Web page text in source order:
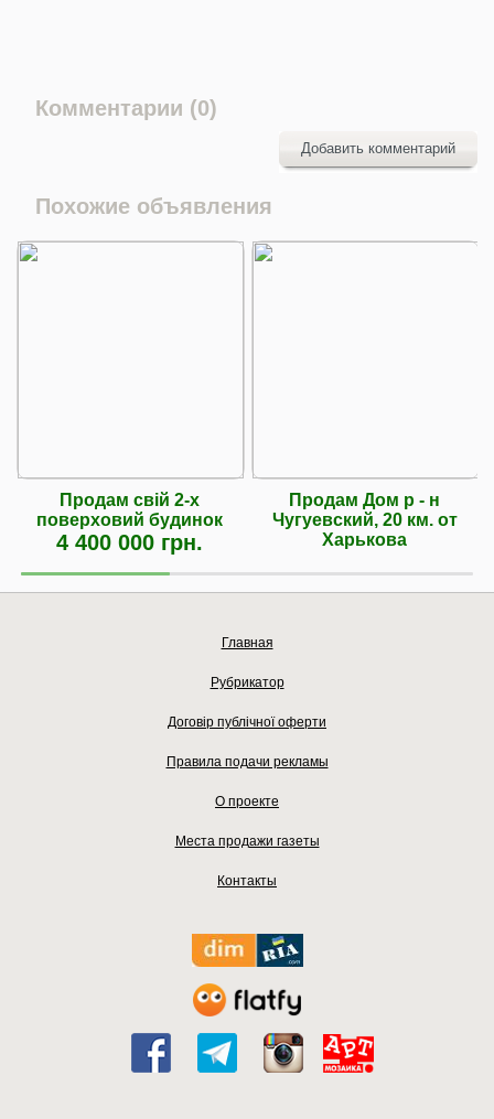
Комментарии (0)
Добавить комментарий
Похожие объявления
Продам свій 2-х
поверховий будинок
4 400 000 грн.
Продам Дом р - н
Чугуевский, 20 км. от
Харькова
Главная
Рубрикатор
Договір публічної оферти
Правила подачи рекламы
О проекте
Места продажи газеты
Контакты